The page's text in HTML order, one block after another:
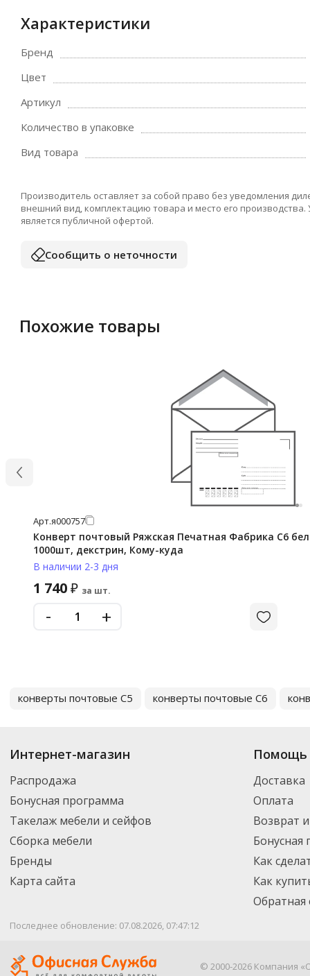
Характеристики
Бренд
Цвет
Артикул
Количество в упаковке
Вид товара
Производитель оставляет за собой право без уведомления
внешний вид, комплектацию товара и место его
является публичной офертой.
Сообщить о неточности
Похожие товары
Арт.я000757
Конверт почтовый Ряжская Печатная Фабрика C6
1000шт, декстрин, Кому-куда
В наличии 2-3 дня
1 740₽ за шт.
- +
конверты почтовые С5 конверты почтовые С6
Интернет-магазин
Распродажа
Бонусная программа
Такелаж мебели и сейфов
Сборка мебели
Бренды
Карта сайта
Помощь
Доставка
Оплата
Возврат
Бонусная
Как
Как
Обратная
Последнее обновление: 07.08.2026, 07:47:12
© 2000-2026 Компания